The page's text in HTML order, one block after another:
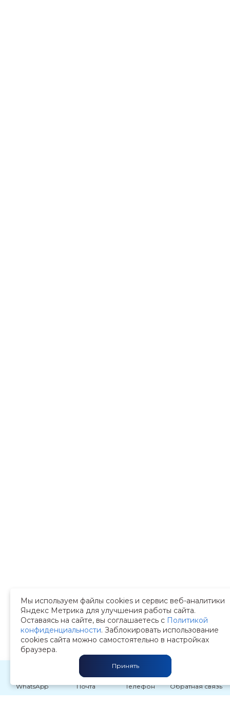
WhatsApp Почта Телефон Обратная связь
Мы используем файлы cookies и сервис веб-аналитики
Яндекс Метрика для улучшения работы сайта.
Оставаясь на сайте, вы соглашаетесь с Политикой
конфиденциальности. Заблокировать использование
cookies сайта можно самостоятельно в настройках
браузера.
Принять